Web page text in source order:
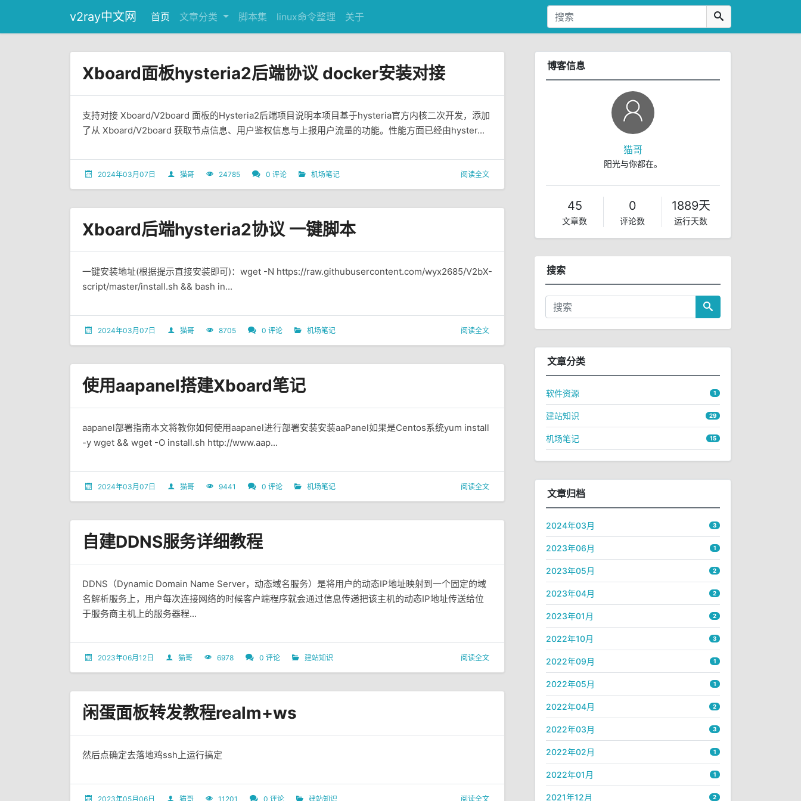
v2ray中文网 首页 文章分类 脚本集 linux命令整理 关于
Xboard面板hysteria2后端协议 docker安装对接
支持对接 Xboard/V2board 面板的Hysteria2后端项目说明本项目基于hysteria官方内核二次开发，添加
了从 Xboard/V2board 获取节点信息、用户鉴权信息与上报用户流量的功能。性能方面已经由hyster...
2024年03月07日 猫哥 24785 0 评论 机场笔记 阅读全文
Xboard后端hysteria2协议 一键脚本
一键安装地址(根据提示直接安装即可)：wget -N https://raw.githubusercontent.com/wyx2685/V2bX-
script/master/install.sh && bash in...
2024年03月07日 猫哥 8705 0 评论 机场笔记 阅读全文
使用aapanel搭建Xboard笔记
aapanel部署指南本文将教你如何使用aapanel进行部署安装安装aaPanel如果是Centos系统yum install
-y wget && wget -O install.sh http://www.aap...
2024年03月07日 猫哥 9441 0 评论 机场笔记 阅读全文
自建DDNS服务详细教程
DDNS（Dynamic Domain Name Server，动态域名服务）是将用户的动态IP地址映射到一个固定的域
名解析服务上，用户每次连接网络的时候客户端程序就会通过信息传递把该主机的动态IP地址传送给位
于服务商主机上的服务器程...
2023年06月12日 猫哥 6978 0 评论 建站知识 阅读全文
闲蛋面板转发教程realm+ws
然后点确定去落地鸡ssh上运行搞定
2023年05月06日 猫哥 11201 0 评论 建站知识 阅读全文
博客信息
猫哥
阳光与你都在。
45
文章数
0
评论数
1889天
运行天数
搜索
文章分类
软件资源 1
建站知识 29
机场笔记 15
文章归档
2024年03月 3
2023年06月 1
2023年05月 2
2023年04月 2
2023年01月 2
2022年10月 3
2022年09月 1
2022年05月 1
2022年04月 2
2022年03月 3
2022年02月 1
2022年01月 1
2021年12月 2